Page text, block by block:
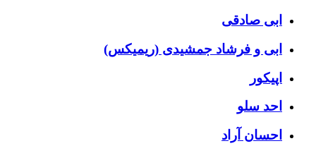
ابی صادقی
ابی و فرشاد جمشیدی (ریمیکس)
اپیکور
احد سلو
احسان آراد